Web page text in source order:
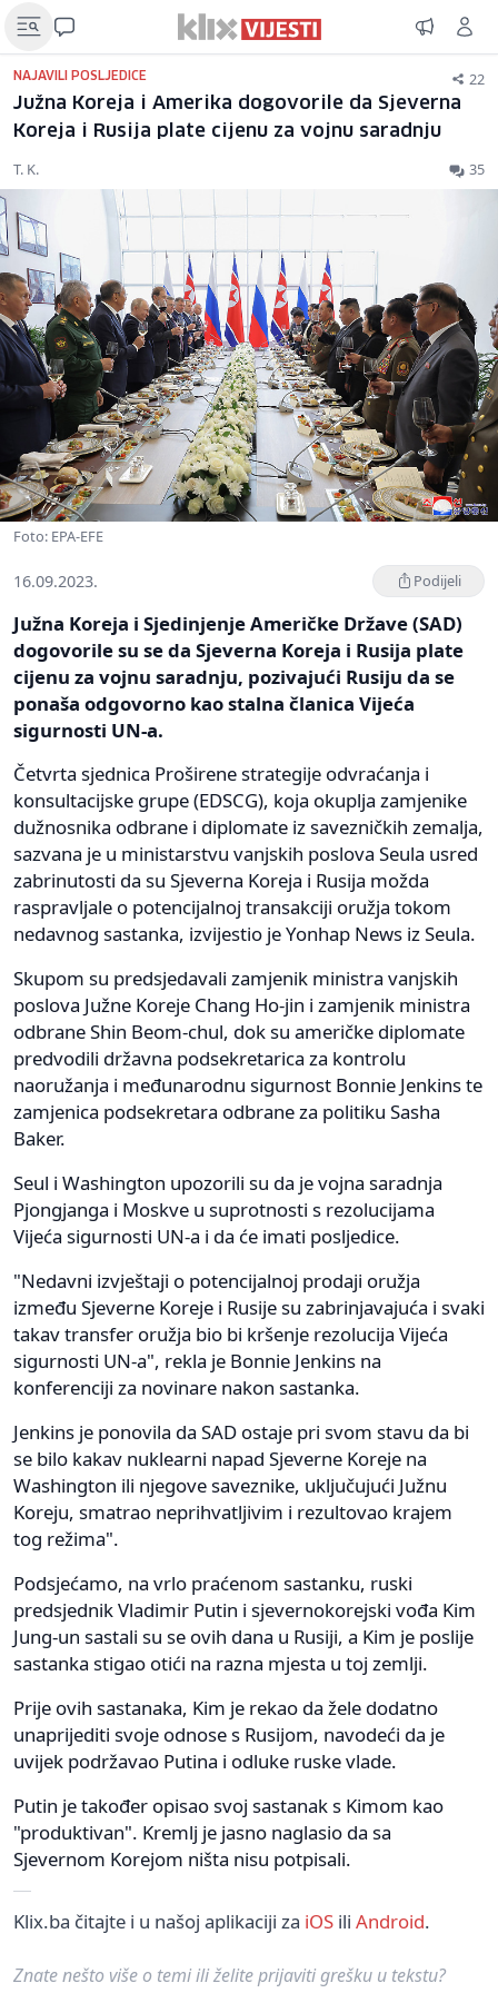
NAJAVILI POSLJEDICE 22
Južna Koreja i Amerika dogovorile da Sjeverna
Koreja i Rusija plate cijenu za vojnu saradnju
T. K. 35
Foto: EPA-EFE
16.09.2023. Podijeli
Južna Koreja i Sjedinjenje Američke Države (SAD)
dogovorile su se da Sjeverna Koreja i Rusija plate
cijenu za vojnu saradnju, pozivajući Rusiju da se
ponaša odgovorno kao stalna članica Vijeća
sigurnosti UN-a.
Četvrta sjednica Proširene strategije odvraćanja i
konsultacijske grupe (EDSCG), koja okuplja zamjenike
dužnosnika odbrane i diplomate iz savezničkih zemalja,
sazvana je u ministarstvu vanjskih poslova Seula usred
zabrinutosti da su Sjeverna Koreja i Rusija možda
raspravljale o potencijalnoj transakciji oružja tokom
nedavnog sastanka, izvijestio je Yonhap News iz Seula.
Skupom su predsjedavali zamjenik ministra vanjskih
poslova Južne Koreje Chang Ho-jin i zamjenik ministra
odbrane Shin Beom-chul, dok su američke diplomate
predvodili državna podsekretarica za kontrolu
naoružanja i međunarodnu sigurnost Bonnie Jenkins te
zamjenica podsekretara odbrane za politiku Sasha
Baker.
Seul i Washington upozorili su da je vojna saradnja
Pjongjanga i Moskve u suprotnosti s rezolucijama
Vijeća sigurnosti UN-a i da će imati posljedice.
"Nedavni izvještaji o potencijalnoj prodaji oružja
između Sjeverne Koreje i Rusije su zabrinjavajuća i svaki
takav transfer oružja bio bi kršenje rezolucija Vijeća
sigurnosti UN-a", rekla je Bonnie Jenkins na
konferenciji za novinare nakon sastanka.
Jenkins je ponovila da SAD ostaje pri svom stavu da bi
se bilo kakav nuklearni napad Sjeverne Koreje na
Washington ili njegove saveznike, uključujući Južnu
Koreju, smatrao neprihvatljivim i rezultovao krajem
tog režima".
Podsjećamo, na vrlo praćenom sastanku, ruski
predsjednik Vladimir Putin i sjevernokorejski vođa Kim
Jung-un sastali su se ovih dana u Rusiji, a Kim je poslije
sastanka stigao otići na razna mjesta u toj zemlji.
Prije ovih sastanaka, Kim je rekao da žele dodatno
unaprijediti svoje odnose s Rusijom, navodeći da je
uvijek podržavao Putina i odluke ruske vlade.
Putin je također opisao svoj sastanak s Kimom kao
"produktivan". Kremlj je jasno naglasio da sa
Sjevernom Korejom ništa nisu potpisali.
Klix.ba čitajte i u našoj aplikaciji za iOS ili Android.
Znate nešto više o temi ili želite prijaviti grešku u tekstu?